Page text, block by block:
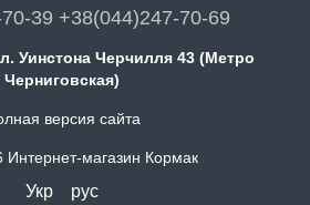
39 +38(044)247-70-69
Уинстона Черчилля 43 (Метро
Черниговская)
версия сайта
Интернет-магазин Кормак
Укр рус